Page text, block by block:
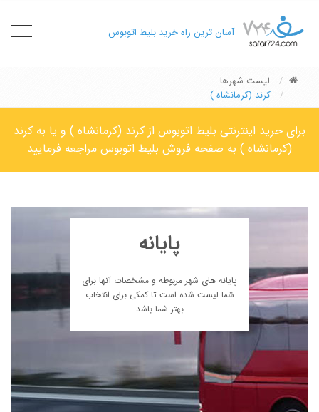
آسان ترین راه خرید بلیط اتوبوس
لیست شهرها
کرند (کرمانشاه )
برای خرید اینترنتی بلیط اتوبوس از کرند (کرمانشاه ) و یا به کرند
(کرمانشاه ) به صفحه فروش بلیط اتوبوس مراجعه فرمایید
پایانه
پایانه های شهر مربوطه و مشخصات آنها برای
شما لیست شده است تا کمکی برای انتخاب
بهتر شما باشد